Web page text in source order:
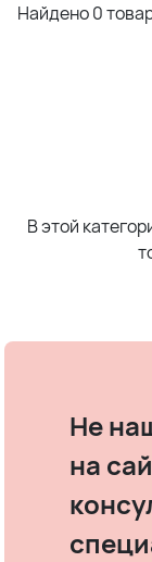
Найдено 0
В этой
Не
на